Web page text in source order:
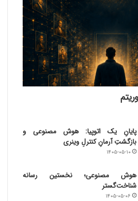
پایانِ یک اتوپیا: هوش مصنوعی و
بازگشتِ آرمانِ کنترلِ وینری
۱۴۰۵-۰۵-۱۰
هوش مصنوعی؛ نخستین رسانه
شناخت‌گستر
۱۴۰۵-۰۵-۰۶